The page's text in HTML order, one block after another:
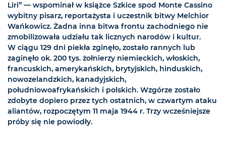
Liri” — wspominał w książce Szkice spod Monte Cassino
wybitny pisarz, reportażysta i uczestnik bitwy Melchior
Wańkowicz. Żadna inna bitwa frontu zachodniego nie
zmobilizowała udziału tak licznych narodów i kultur.
W ciągu 129 dni piekła zginęło, zostało rannych lub
zaginęło ok. 200 tys. żołnierzy niemieckich, włoskich,
francuskich, amerykańskich, brytyjskich, hinduskich,
nowozelandzkich, kanadyjskich,
południowoafrykańskich i polskich. Wzgórze zostało
zdobyte dopiero przez tych ostatnich, w czwartym ataku
aliantów, rozpoczętym 11 maja 1944 r. Trzy wcześniejsze
próby się nie powiodły.